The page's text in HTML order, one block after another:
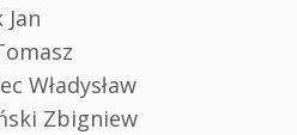
Władysław
Zbigniew